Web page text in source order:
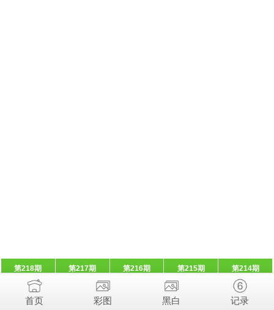
第218期 第217期 第216期 第215期 第214期
首页 彩图 黑白 记录